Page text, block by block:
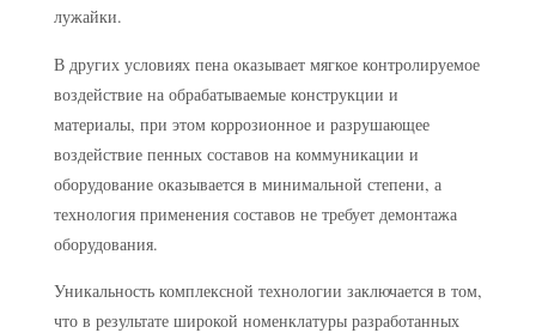
лужайки.
В других условиях пена оказывает мягкое контролируемое
воздействие на обрабатываемые конструкции и
материалы, при этом коррозионное и разрушающее
воздействие пенных составов на коммуникации и
оборудование оказывается в минимальной степени, а
технология применения составов не требует демонтажа
оборудования.
Уникальность комплексной технологии заключается в том,
что в результате широкой номенклатуры разработанных